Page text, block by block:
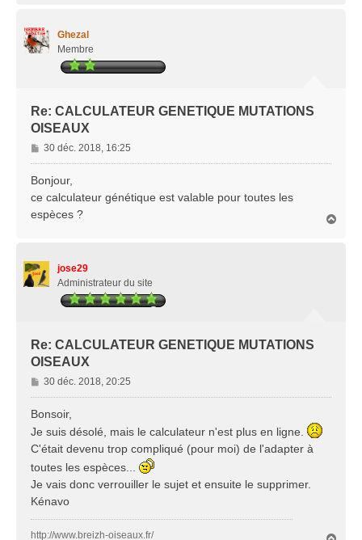
Ghezal
Membre
Re: CALCULATEUR GENETIQUE MUTATIONS
OISEAUX
M
e
s
g
30 déc. 2018, 16:25
Bonjour,
ce calculateur génétique est valable pour toutes les
espèces ?
jose29
Administrateur du site
Re: CALCULATEUR GENETIQUE MUTATIONS
OISEAUX
M
e
s
a
g
e
30 déc. 2018, 20:25
Bonsoir,
Je suis désolé, mais le calculateur n'est plus en ligne.
C'était devenu trop compliqué (pour moi) de l'adapter à
toutes les espèces...
Je vais donc verrouiller le sujet et ensuite le supprimer.
Kénavo
http://www.breizh-oiseaux.fr/